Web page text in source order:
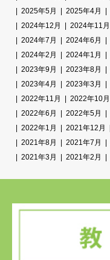
2025年5月
2025年4月
2024年12月
2024年11月
2024年7月
2024年6月
2024年2月
2024年1月
2023年9月
2023年8月
2023年4月
2023年3月
2022年11月
2022年10月
2022年6月
2022年5月
2022年1月
2021年12月
2021年8月
2021年7月
2021年3月
2021年2月